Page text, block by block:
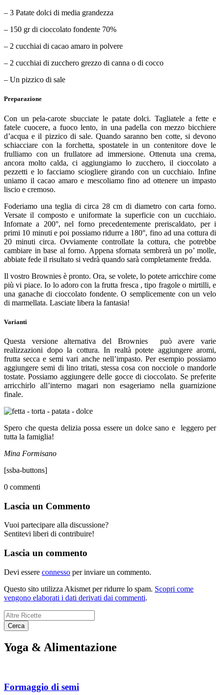
– 3 Patate dolci di media grandezza
– 150 gr di cioccolato fondente 70%
– 2 cucchiai di cacao amaro in polvere
– 2 cucchiai di zucchero grezzo di canna o di cocco
– Un pizzico di sale
Preparazione
Con un pela-carote sbucciate le patate dolci. Tagliatele a fette e
fatele cuocere, a fuoco lento, in una padella con mezzo bicchiere
d’acqua e il pizzico di sale. Quando saranno ben cotte, si devono
schiacciare con la forchetta, spostatele in un contenitore dove le
frulliamo con un frullatore ad immersione. Ottenuta una crema,
ancora molto calda, ci aggiungiamo lo zucchero, il cioccolato a
pezzetti e lo facciamo sciogliere girando con un cucchiaio. Infine
uniamo il cacao amaro e mescoliamo fino ad ottenere un impasto
liscio e cremoso.
Foderiamo una teglia di circa 28 cm di diametro con carta forno.
Versate il composto e uniformate la superficie con un cucchiaio.
Infornate a 200°, nel forno precedentemente preriscaldato, per i
primi 10 minuti e poi possiamo ridurre a 180°, fino ad una cottura di
20 minuti circa. Ovviamente controllate la cottura, che potrebbe
cambiare in base al forno. Appena sfornata sembrerà un po’ molle,
abbiate fede il risultato si vedrà quando sarà completamente fredda.
Il vostro Brownies è pronto. Ora, se volete, lo potete arricchire come
più vi piace. Io lo adoro con la frutta fresca , tipo fragole o mirtilli, e
una ganache di cioccolato fondente. O semplicemente con un velo
di marmellata. Lasciate libera la fantasia!
Varianti
Questa versione alternativa del Brownies può avere varie
realizzazioni dopo la cottura. In realtà potete aggiungere aromi,
frutta secca e semi vari anche nell’impasto. Per esempio possiamo
aggiungere semi di lino tritati, stessa cosa con nocciole o mandorle
tostate. Possiamo aggiungere delle gocce di cioccolato. Se preferite
arricchirlo all’interno magari non esageriamo nella guarnizione
finale.
Spero che questa delizia possa essere un dolce sano e leggero per
tutta la famiglia!
Mina Formisano
[ssba-buttons]
0 commenti
Lascia un Commento
Vuoi partecipare alla discussione?
Sentitevi liberi di contribuire!
Lascia un commento
Devi essere connesso per inviare un commento.
Questo sito utilizza Akismet per ridurre lo spam. Scopri come
vengono elaborati i dati derivati dai commenti.
Yoga & Alimentazione
Formaggio di semi